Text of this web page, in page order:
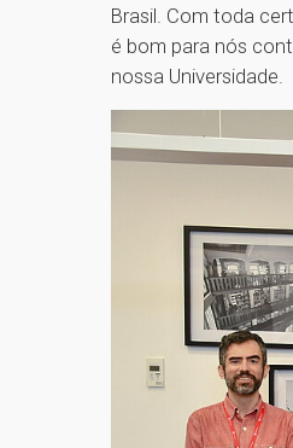
Brasil. Com toda
é bom para nós
nossa Universidade.